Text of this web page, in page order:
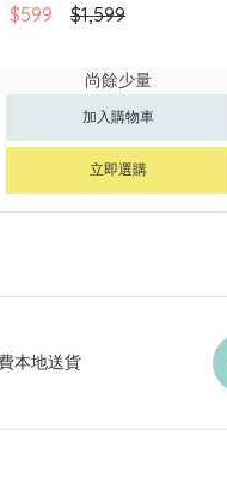
$599 $1,599
尚餘少量
加入購物車
立即選購
本地送貨